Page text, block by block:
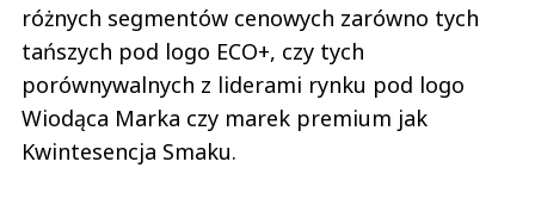
różnych segmentów cenowych zarówno tych
tańszych pod logo ECO+, czy tych
porównywalnych z liderami rynku pod logo
Wiodąca Marka czy marek premium jak
Kwintesencja Smaku.